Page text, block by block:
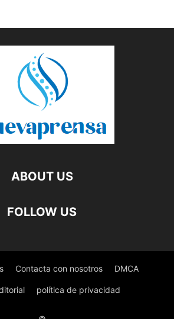
ABOUT US
FOLLOW US
Contacta con nosotros DMCA
política de privacidad